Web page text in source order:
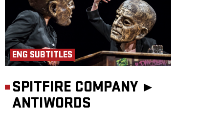
ENG SUBTITLES
SPITFIRE COMPANY ►
ANTIWORDS